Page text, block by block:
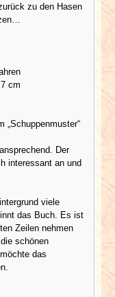
zu den Hasen
cm
„Schuppenmuster“
Der
interessant an und
viele
das Buch. Es ist
Zeilen nehmen
schönen
das